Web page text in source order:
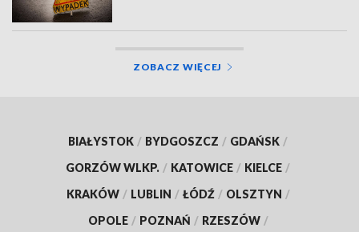
ZOBACZ WIĘCEJ
BIAŁYSTOK / BYDGOSZCZ / GDAŃSK /
GORZÓW WLKP. / KATOWICE / KIELCE /
KRAKÓW / LUBLIN / ŁÓDŹ / OLSZTYN /
OPOLE / POZNAŃ / RZESZÓW /